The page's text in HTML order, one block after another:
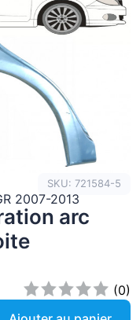
SKU: 721584-5
2007-2013
arc
(0)